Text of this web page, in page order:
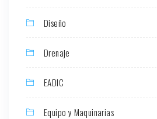
Diseño
Drenaje
EADIC
Equipo y Maquinarias